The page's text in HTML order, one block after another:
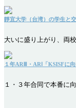
靜宜大学（台湾）の学生と
大いに盛り上がり、両
１年ARⅢ・ARⅠ「KSISFに向
１・３年合同で本番に